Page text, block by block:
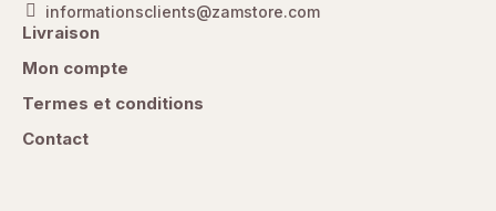
informationsclients@zamstore.com
Livraison
Mon compte
Termes et conditions
Contact